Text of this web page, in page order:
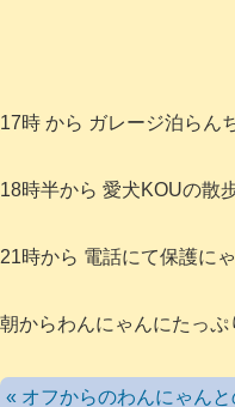
17時 から ガレージ泊らん
18時半から 愛犬KOUの散
21時から 電話にて保護に
朝からわんにゃんにたっぷ
« オフからのわんにゃんと